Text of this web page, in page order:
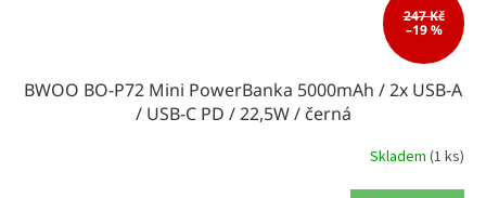
247 Kč
–19 %
BWOO BO-P72 Mini PowerBanka 5000mAh / 2x USB-A
/ USB-C PD / 22,5W / černá
Skladem (1 ks)